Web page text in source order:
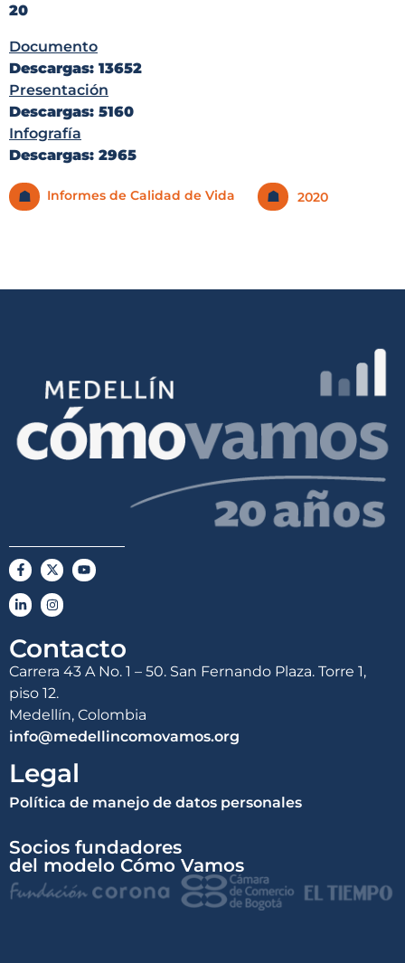
20
Documento
Descargas: 13652
Presentación
Descargas: 5160
Infografía
Descargas: 2965
☗ Informes de Calidad de Vida ☗ 2020
Contacto
Carrera 43 A No. 1 – 50. San Fernando Plaza. Torre 1,
piso 12.
Medellín, Colombia
info@medellincomovamos.org
Legal
Política de manejo de datos personales
Socios fundadores
del modelo Cómo Vamos